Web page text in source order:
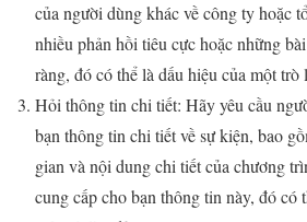
của người dùng khác về công ty hoặc
nhiều phản hồi tiêu cực hoặc những
ràng, đó có thể là dấu hiệu của một trò
Hỏi thông tin chi tiết: Hãy yêu cầu
bạn thông tin chi tiết về sự kiện, bao
gian và nội dung chi tiết của chương
cung cấp cho bạn thông tin này, đó có